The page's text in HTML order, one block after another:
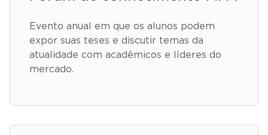
Evento anual em que os alunos podem
expor suas teses e discutir temas da
atualidade com acadêmicos e líderes do
mercado.